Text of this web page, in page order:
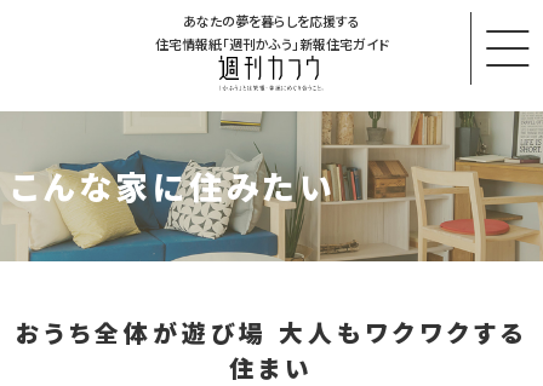
あなたの夢を暮らしを応援する
住宅情報紙「週刊かふう」新報住宅ガイド
こんな家に住みたい
おうち全体が遊び場 大人もワクワクする
住まい